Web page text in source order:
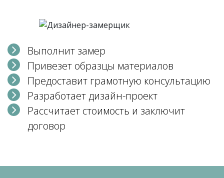
Выполнит замер
Привезет образцы материалов
Предоставит грамотную консультацию
Разработает дизайн-проект
Рассчитает стоимость и заключит
договор